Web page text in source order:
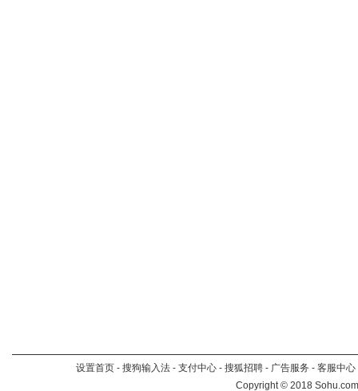
设置首页 - 搜狗输入法 - 支付中心 - 搜狐招聘 - 广告服务 - 客服中心
Copyright©2018